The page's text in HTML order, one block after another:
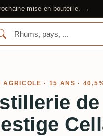
mise en bouteille. →
AGRICOLE · 15 ANS ·